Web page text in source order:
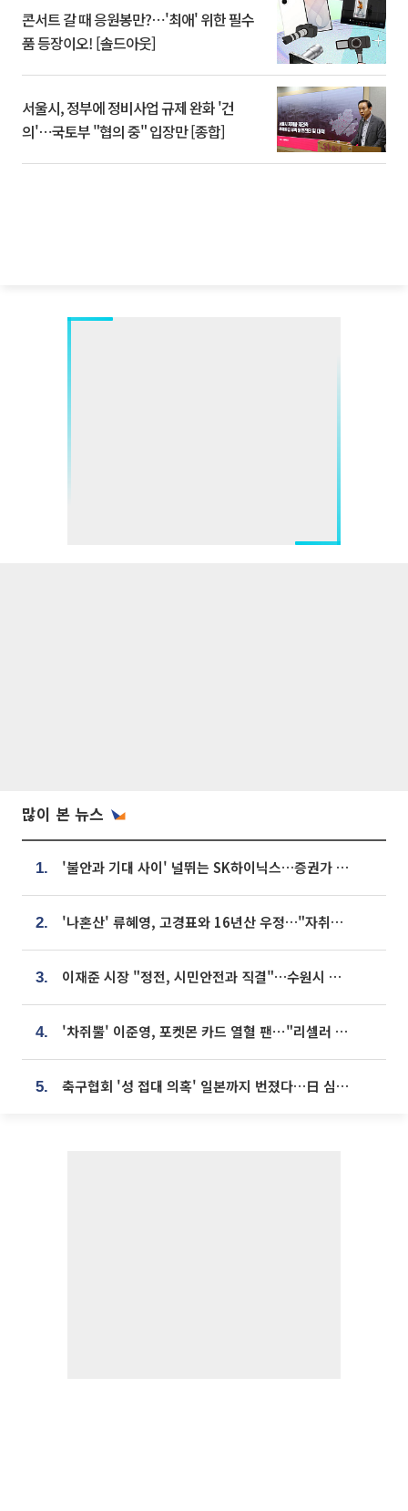
콘서트 갈 때 응원봉만?⋯'최애' 위한 필수
품 등장이오! [솔드아웃]
서울시, 정부에 정비사업 규제 완화 '건
의'⋯국토부 "협의 중" 입장만 [종합]
많이 본 뉴스
1. '불안과 기대 사이' 널뛰는 SK하이닉스…증권가 "HBM4·LTA 기반 펀터멘털 견고"
2. '나혼산' 류혜영, 고경표와 16년산 우정…"자취방서 부모님과 마주쳐"
3. 이재준 시장 "정전, 시민안전과 직결"…수원시 비상대응체계 가동
4. '차쥐뿔' 이준영, 포켓몬 카드 열혈 팬⋯"리셀러 처단할 것"
5. 축구협회 '성 접대 의혹' 일본까지 번졌다…日 심판 실명 공개